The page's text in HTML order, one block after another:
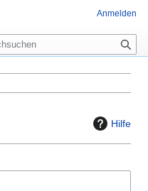
Hilfe
Anmelden